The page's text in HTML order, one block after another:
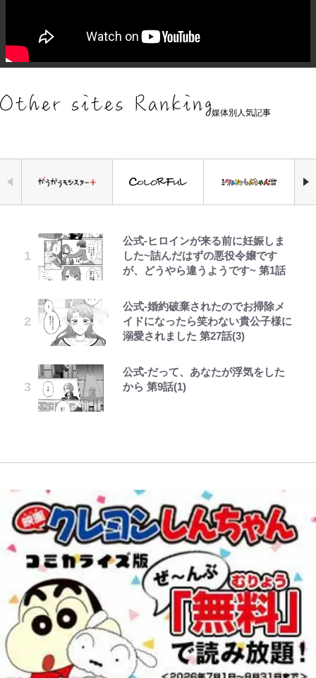
媒体別人気記事
公式-ヒロインが来る前に妊娠しま
した~詰んだはずの悪役令嬢です
が、どうやら違うようです~ 第1話
公式-婚約破棄されたのでお掃除メ
イドになったら笑わない貴公子様に
溺愛されました 第27話(3)
公式-だって、あなたが浮気をした
から 第9話(1)
空の轍と大地の雲と 第1回
第3回 出版までの道のり・その2
レビュー『仮面家族』悠木シュン・
著
でっかい男になりたいゾ
浅草は日本の心だゾ
とうちゃんが出世するゾ
浦和と千葉の首をかしげる主力放
出、柏リカルドの下で新加入2人が
化ける！Jリーグに必要な外国人選
制｣の大激論】(4)
｢めーっちゃオシャじゃん｣中田英
いい｣｢好きなデザイン｣｢今年は2nd
買おうかな｣
錦織一清の写真集はなぜ私服なの
か…高級ブランドをやめ等身大の自
分を表現する現在「ちゃんとおじい
錦織一清が語る還暦からの新たな挑
戦…少年隊の分岐点と60代で挑む
藤原紀香が23年間続けるボランテ
千葉雄大、ほっそりイケメン近影に
「顔パンパンだったのに」反響 視
聴者が想った激変の納得理由
GLAY・TERU＆PUFFY大貫亜美
の“共演”ショットに「夫婦で写っ
てるの尊い」 長女はもう23歳
オダウエダ植田、「2年半で56kg
増」130㎏ボディに驚きと心配 過
荒々しい「火山帯」の一端にいるこ
とを体感！ 登頂約10分でも大迫力
「吾妻小富士」火口を1周する「1
ポ【福島県福島市】
青く美しい「幸せのブルービー」の
る「季節の虫」の探し方 vol.21】
「自分の絵ごと、このジャンルはそ
ろそろ終わりかな」江口寿史が炎上
を経て樋口毅宏に語ったこと
ファミマと『VIVANT』第2シーズ
ンのコラボがスタート！ “別班饅
頭”や限定グッズ登場にファン感激
「まだ2枚しか描けてないんだよね